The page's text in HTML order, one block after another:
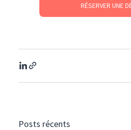
RÉSERVER UNE
Posts récents